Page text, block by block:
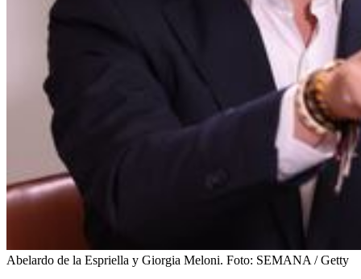
Abelardo de la Espriella y Giorgia Meloni. Foto: SEMANA / Getty